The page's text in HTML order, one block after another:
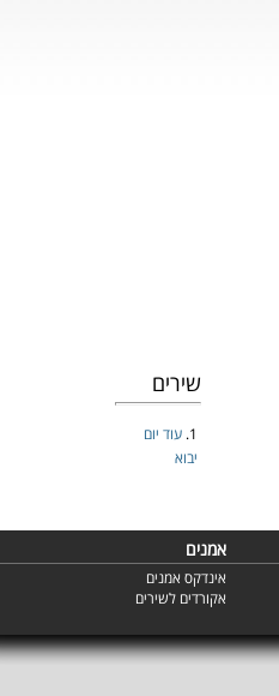
שירים
1. עוד יום
יבוא
אמנים
אינדקס אמנים
אקורדים לשירים